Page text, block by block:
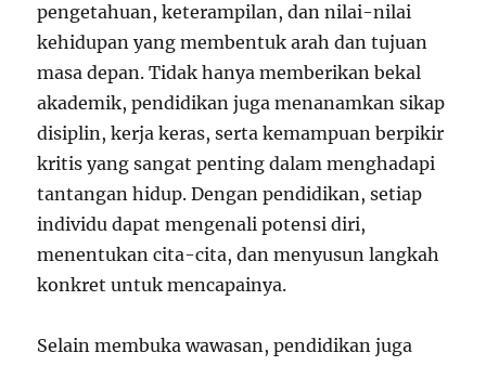
pengetahuan, keterampilan, dan nilai-nilai
kehidupan yang membentuk arah dan tujuan
masa depan. Tidak hanya memberikan bekal
akademik, pendidikan juga menanamkan sikap
disiplin, kerja keras, serta kemampuan berpikir
kritis yang sangat penting dalam menghadapi
tantangan hidup. Dengan pendidikan, setiap
individu dapat mengenali potensi diri,
menentukan cita-cita, dan menyusun langkah
konkret untuk mencapainya.
Selain membuka wawasan, pendidikan juga